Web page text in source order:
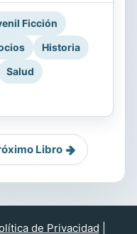
Ficción
Historia
Salud
Libro
de Privacidad